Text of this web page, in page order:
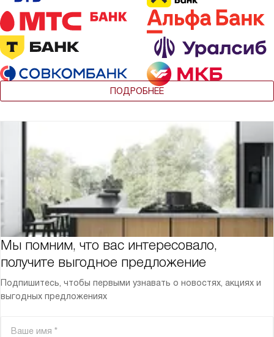
ПОДРОБНЕЕ
Мы помним, что вас интересовало,
получите выгодное предложение
Подпишитесь, чтобы первыми узнавать о новостях, акциях и
выгодных предложениях